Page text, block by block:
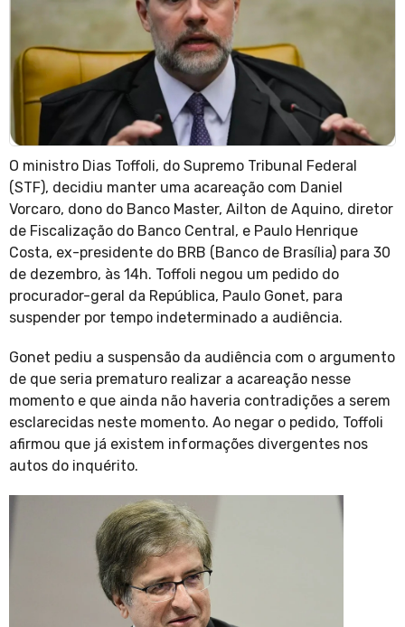
O ministro Dias Toffoli, do Supremo Tribunal Federal
(STF), decidiu manter uma acareação com Daniel
Vorcaro, dono do Banco Master, Ailton de Aquino, diretor
de Fiscalização do Banco Central, e Paulo Henrique
Costa, ex-presidente do BRB (Banco de Brasília) para 30
de dezembro, às 14h. Toffoli negou um pedido do
procurador-geral da República, Paulo Gonet, para
suspender por tempo indeterminado a audiência.
Gonet pediu a suspensão da audiência com o argumento
de que seria prematuro realizar a acareação nesse
momento e que ainda não haveria contradições a serem
esclarecidas neste momento. Ao negar o pedido, Toffoli
afirmou que já existem informações divergentes nos
autos do inquérito.